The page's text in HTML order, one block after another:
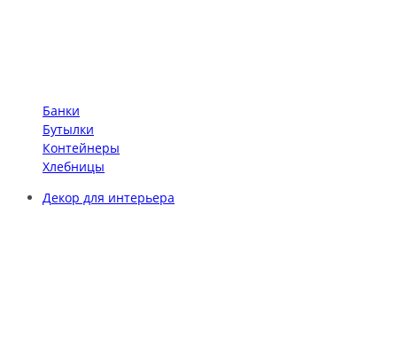
Банки
Бутылки
Контейнеры
Хлебницы
Декор для интерьера